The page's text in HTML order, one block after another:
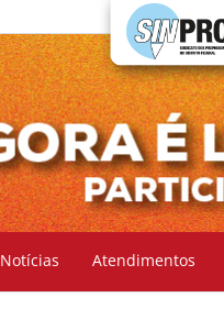
Notícias Atendimentos